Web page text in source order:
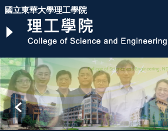
跳
主
內
容
區
國立東華大學理工學院